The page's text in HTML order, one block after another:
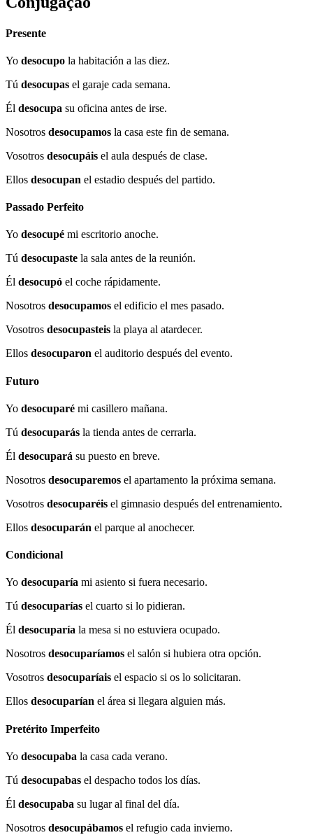
Presente
Yo desocupo la habitación a las diez.
Tú desocupas el garaje cada semana.
Él desocupa su oficina antes de irse.
Nosotros desocupamos la casa este fin de semana.
Vosotros desocupáis el aula después de clase.
Ellos desocupan el estadio después del partido.
Passado Perfeito
Yo desocupé mi escritorio anoche.
Tú desocupaste la sala antes de la reunión.
Él desocupó el coche rápidamente.
Nosotros desocupamos el edificio el mes pasado.
Vosotros desocupasteis la playa al atardecer.
Ellos desocuparon el auditorio después del evento.
Futuro
Yo desocuparé mi casillero mañana.
Tú desocuparás la tienda antes de cerrarla.
Él desocupará su puesto en breve.
Nosotros desocuparemos el apartamento la próxima semana.
Vosotros desocuparéis el gimnasio después del entrenamiento.
Ellos desocuparán el parque al anochecer.
Condicional
Yo desocuparía mi asiento si fuera necesario.
Tú desocuparías el cuarto si lo pidieran.
Él desocuparía la mesa si no estuviera ocupado.
Nosotros desocuparíamos el salón si hubiera otra opción.
Vosotros desocuparíais el espacio si os lo solicitaran.
Ellos desocuparían el área si llegara alguien más.
Pretérito Imperfeito
Yo desocupaba la casa cada verano.
Tú desocupabas el despacho todos los días.
Él desocupaba su lugar al final del día.
Nosotros desocupábamos el refugio cada invierno.